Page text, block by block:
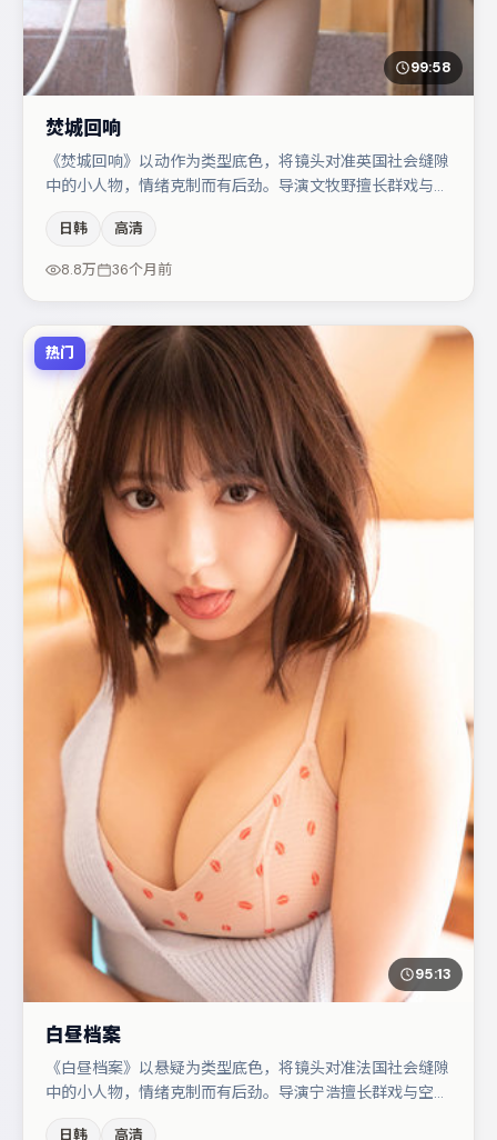
99:58
焚城回响
《焚城回响》以动作为类型底色，将镜头对准英国社会缝隙
中的小人物，情绪克制而有后劲。导演文牧野擅长群戏与空
括周冬雨、咏梅、王千源等，角色动机前后呼应，适合喜欢
抠台词与伏笔的观众。若你偏爱强类型与清晰主线，这部作
日韩 高清
8.8万 36个月前
热门
95:13
白昼档案
《白昼档案》以悬疑为类型底色，将镜头对准法国社会缝隙
中的小人物，情绪克制而有后劲。导演宁浩擅长群戏与空间
日韩 高清